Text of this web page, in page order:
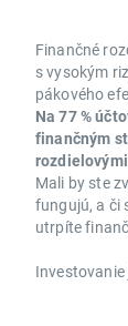
Finančné
s vysokým
pákového
Na 77 %
finančným
Mali by ste
fungujú, a či
utrpíte